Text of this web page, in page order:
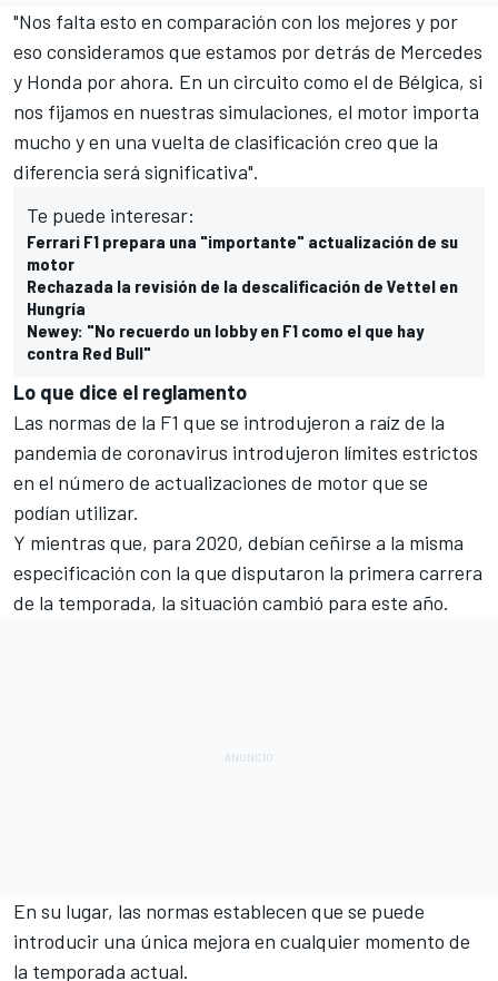
"Nos falta esto en comparación con los mejores y por
eso consideramos que estamos por detrás de Mercedes
y Honda por ahora. En un circuito como el de Bélgica, si
nos fijamos en nuestras simulaciones, el motor importa
mucho y en una vuelta de clasificación creo que la
diferencia será significativa".
Te puede interesar:
Ferrari F1 prepara una "importante" actualización de su
motor
Rechazada la revisión de la descalificación de Vettel en
Hungría
Newey: "No recuerdo un lobby en F1 como el que hay
contra Red Bull"
Lo que dice el reglamento
Las normas de la F1 que se introdujeron a raíz de la
pandemia de coronavirus introdujeron límites estrictos
en el número de actualizaciones de motor que se
podían utilizar.
Y mientras que, para 2020, debían ceñirse a la misma
especificación con la que disputaron la primera carrera
de la temporada, la situación cambió para este año.
En su lugar, las normas establecen que se puede
introducir una única mejora en cualquier momento de
la temporada actual.